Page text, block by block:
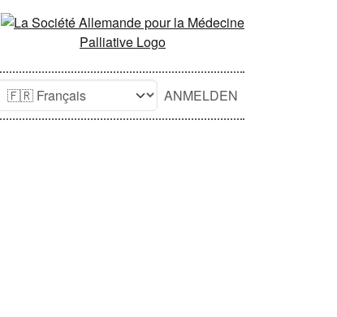
ANMELDEN